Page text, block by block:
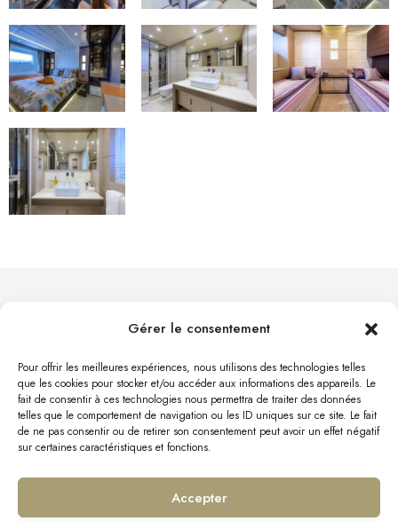
Gérer le consentement
Pour offrir les meilleures expériences, nous utilisons des technologies telles
que les cookies pour stocker et/ou accéder aux informations des appareils. Le
fait de consentir à ces technologies nous permettra de traiter des données
telles que le comportement de navigation ou les ID uniques sur ce site. Le fait
de ne pas consentir ou de retirer son consentement peut avoir un effet négatif
sur certaines caractéristiques et fonctions.
Accepter
info@byacht.com
Site Web